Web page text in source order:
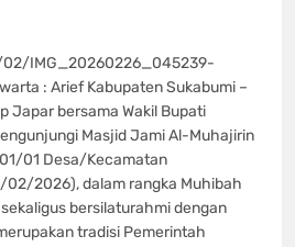
IMG_20260226_045239-
: Arief Kabupaten Sukabumi –
Japar bersama Wakil Bupati
Masjid Jami Al-Muhajirin
01 Desa/Kecamatan
02/2026), dalam rangka Muhibah
bersilaturahmi dengan
tradisi Pemerintah